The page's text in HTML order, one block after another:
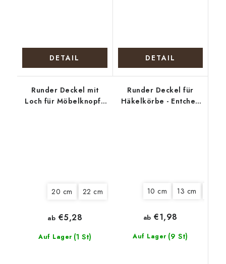
DETAIL DETAIL
Runder Deckel mit
Loch für Möbelknopf -
20 cm 22 cm
Auf Lager (1 St)
ab €5,28
Runder Deckel für
Häkelkörbe - Entchen
10 cm 13 cm
Auf Lager (9 St)
ab €1,98